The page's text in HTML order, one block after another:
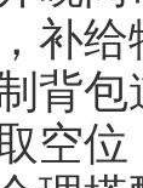
补
背
空